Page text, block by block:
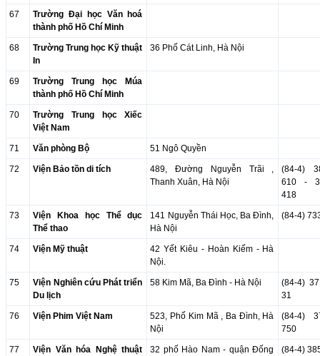
67
Trường Đại học Văn hoá
thành phố Hồ Chí Minh
68
Trường Trung học Kỹ thuật
In
36 Phố Cát Linh, Hà Nội
69
Trường Trung học Múa
thành phố Hồ Chí Minh
70
Trường Trung học Xiếc
Việt Nam
71 Văn phòng Bộ 51 Ngô Quyền
72 Viện Bảo tồn di tích
489, Đường Nguyễn Trãi ,
Thanh Xuân, Hà Nội
(84-4)
610 -
418
73
Viện Khoa học Thể dục
Thể thao
141 Nguyễn Thái Học, Ba Đình,
Hà Nội
(84-4)
74 Viện Mỹ thuật
42 Yết Kiêu - Hoàn Kiếm - Hà
Nội.
75
Viện Nghiên cứu Phát triển
Du lịch
58 Kim Mã, Ba Đình - Hà Nội
(84-4)
31
76 Viện Phim Việt Nam
523, Phố Kim Mã , Ba Đình, Hà
Nội
(84-4)
750
77
Viện Văn hóa Nghệ thuật
32 phố Hào Nam - quận Đống
(84-4)